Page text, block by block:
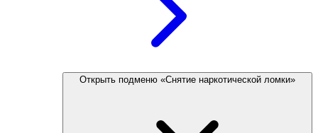
Открыть подменю «Снятие наркотической ломки»